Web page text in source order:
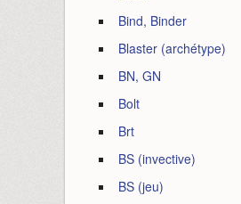
Bind, Binder
Blaster (archétype)
BN, GN
Bolt
Brt
BS (invective)
BS (jeu)